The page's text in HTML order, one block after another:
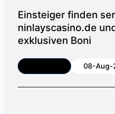
Einsteiger finden
ninlayscasino.de
exklusiven Boni
08-Aug-